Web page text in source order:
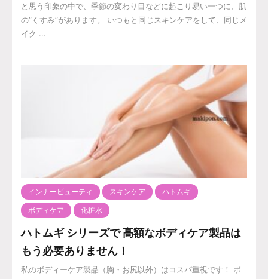
と思う印象の中で、季節の変わり目などに起こり易い一つに、肌
の”くすみ”があります。 いつもと同じスキンケアをして、同じメ
イク ...
インナービューティ スキンケア ハトムギ
ボディケア 化粧水
ハトムギ シリーズで 高額なボディケア製品は
もう必要ありません！
私のボディーケア製品（胸・お尻以外）はコスパ重視です！ ボ